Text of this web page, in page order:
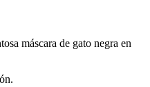
máscara de gato negra en